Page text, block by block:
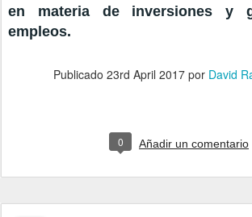
en materia de inversiones y
empleos.
Publicado 23rd April 2017 por David
0 Añadir un comentario